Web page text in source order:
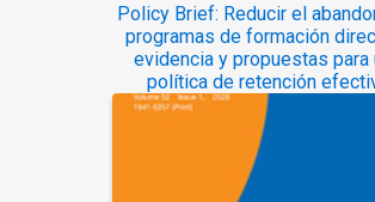
Policy Brief: Reducir el
programas de formación
evidencia y propuestas para
política de retención